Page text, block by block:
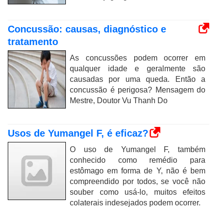
Concussão: causas, diagnóstico e
tratamento
As concussões podem ocorrer em
qualquer idade e geralmente são
causadas por uma queda. Então a
concussão é perigosa? Mensagem do
Mestre, Doutor Vu Thanh Do
Usos de Yumangel F, é eficaz?
O uso de Yumangel F, também
conhecido como remédio para
estômago em forma de Y, não é bem
compreendido por todos, se você não
souber como usá-lo, muitos efeitos
colaterais indesejados podem ocorrer.